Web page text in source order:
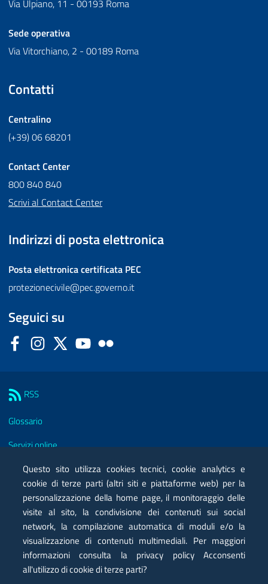
Via Ulpiano, 11 - 00193 Roma
Sede operativa
Via Vitorchiano, 2 - 00189 Roma
Contatti
Centralino
(+39) 06 68201
Contact Center
800 840 840
Scrivi al Contact Center
Indirizzi di posta elettronica
Posta elettronica certificata PEC
protezionecivile@pec.governo.it
Seguici su
FacebookInstagram
Twitter YouTube
RSS
Glossario
Servizi online
Moduli
Posta elettronica certificata PEC
Privacy
Note legali
Contatti
Questo sito utilizza cookies tecnici, cookie analytics e
cookie di terze parti (altri siti e piattaforme web) per la
personalizzazione della home page, il monitoraggio delle
visite al sito, la condivisione dei contenuti sui social
network, la compilazione automatica di moduli e/o la
visualizzazione di contenuti multimediali. Per maggiori
informazioni consulta la privacy policy Acconsenti
all'utilizzo di cookie di terze parti?